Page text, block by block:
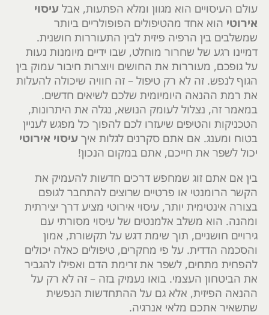
עולם העיסויים הוא מגוון ומלא הפתעות, אבל עיסוי
אירוטי הוא אחד מהטיפולים הפופולריים ביותר
שמשלבים בין הרפיה פיזית לבין התעוררות חושנית.
דמיינו רגע של שחרור מוחלט, שבו ידיים מיומנות נעות
על גופכם, מעוררות את החושים ויוצרות חיבור עמוק בין
הגוף לנפש. זה לא רק טיפול – זה חוויה שיכולה להעלות
את רמת ההנאה היומיומית שלכם לשיאים חדשים.
במאמר זה, נצלול לעומק הנושא, נגלה את היתרונות,
הטכניקות והטיפים שיעזרו לכם להפוך כל מפגש לעניין
בטוח ומענג. אם אתם סקרנים לגלות איך עיסוי אירוטי
יכול לשפר את חייכם, אתם במקום הנכון!
בין אם אתם זוג שמחפש דרכים חדשות להעמיק את
הקשר הרומנטי או פרטיים שרוצים להתחבר לגופם
בצורה אינטימית יותר, עיסוי אירוטי מציע דרך יצירתית
ומהנה. הוא משלב אלמנטים של עיסוי מסורתי עם
גירויים חושניים, תוך שימת דגש על תקשורת, אמון
והסכמה הדדית. על פי מחקרים, טיפולים כאלה יכולים
להפחית מתחים, לשפר את זרימת הדם ואפילו להגביר
את הביטחון העצמי. בואו נעמיק בזה – זה לא רק על
ההנאה הפיזית, אלא גם על ההתחדשות הנפשית
שתשאיר אתכם מלאי אנרגיה.